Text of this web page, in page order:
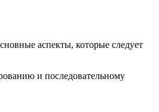
аспекты, которые следует
и последовательному